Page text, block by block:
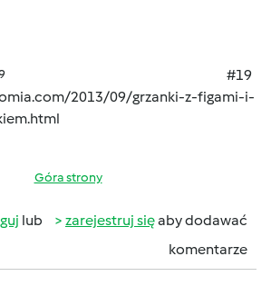
#19
2013/09/grzanki-z-figami-i-
Góra strony
lub zarejestruj sięaby dodawać
komentarze